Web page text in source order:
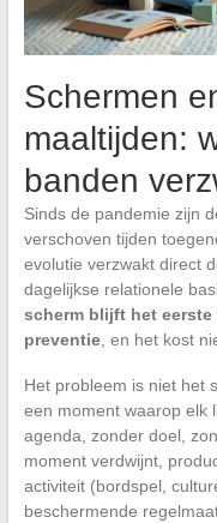
Schermen
maaltijden:
banden
Sinds de pandemie zijn
verschoven tijden
evolutie verzwakt direct
dagelijkse relationele
scherm blijft het
preventie, en het kost
Het probleem is niet het
een moment waarop elk
agenda, zonder doel,
moment verdwijnt,
activiteit (bordspel,
beschermende